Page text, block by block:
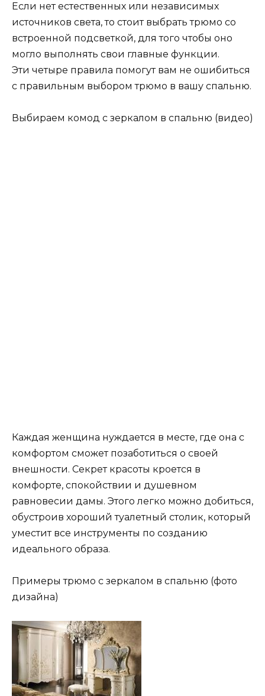
Если нет естественных или независимых
источников света, то стоит выбрать трюмо со
встроенной подсветкой, для того чтобы оно
могло выполнять свои главные функции.
Эти четыре правила помогут вам не ошибиться
с правильным выбором трюмо в вашу спальню.
Выбираем комод с зеркалом в спальню (видео)
Каждая женщина нуждается в месте, где она с
комфортом сможет позаботиться о своей
внешности. Секрет красоты кроется в
комфорте, спокойствии и душевном
равновесии дамы. Этого легко можно добиться,
обустроив хороший туалетный столик, который
уместит все инструменты по созданию
идеального образа.
Примеры трюмо с зеркалом в спальню (фото
дизайна)